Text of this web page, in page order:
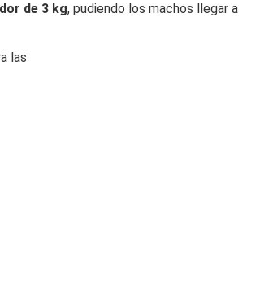
de 3 kg, pudiendo los machos llegar a
las